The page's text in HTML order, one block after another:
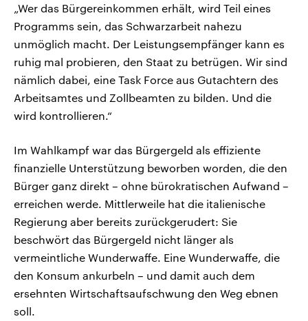
„Wer das Bürgereinkommen erhält, wird Teil eines
Programms sein, das Schwarzarbeit nahezu
unmöglich macht. Der Leistungsempfänger kann es
ruhig mal probieren, den Staat zu betrügen. Wir sind
nämlich dabei, eine Task Force aus Gutachtern des
Arbeitsamtes und Zollbeamten zu bilden. Und die
wird kontrollieren.“
Im Wahlkampf war das Bürgergeld als effiziente
finanzielle Unterstützung beworben worden, die den
Bürger ganz direkt – ohne bürokratischen Aufwand –
erreichen werde. Mittlerweile hat die italienische
Regierung aber bereits zurückgerudert: Sie
beschwört das Bürgergeld nicht länger als
vermeintliche Wunderwaffe. Eine Wunderwaffe, die
den Konsum ankurbeln – und damit auch dem
ersehnten Wirtschaftsaufschwung den Weg ebnen
soll.